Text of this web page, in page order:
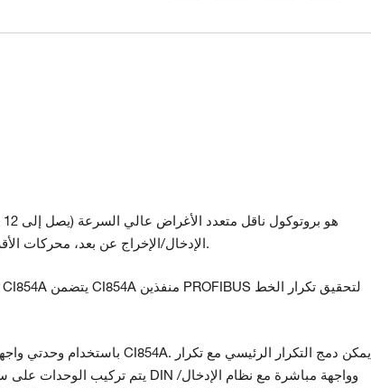
PROFIBUS DP هو بروتوكول ناقل متعدد الأغراض عالي السرعة (يصل إلى
الإدخال/الإخراج عن بعد، محركات الأقراص والمعدات الكهربائية ذات الجهد المنخفض وأجهزة التحكم.
واجهة الاتصال CI854A يتضمن CI854A منفذين PROFIBUS لتحقيق تكرار الخط